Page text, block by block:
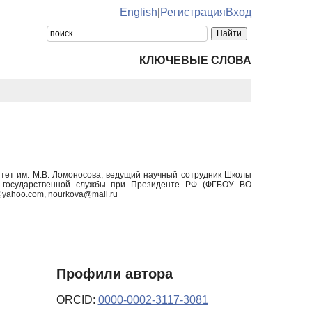
English РегистрацияВход
КЛЮЧЕВЫЕ СЛОВА
им. М.В. Ломоносова; ведущий научный сотрудник Школы
государственной службы при Президенте РФ (ФГБОУ ВО
nourkova@mail.ru
Профили автора
ORCID: 0000-0002-3117-3081